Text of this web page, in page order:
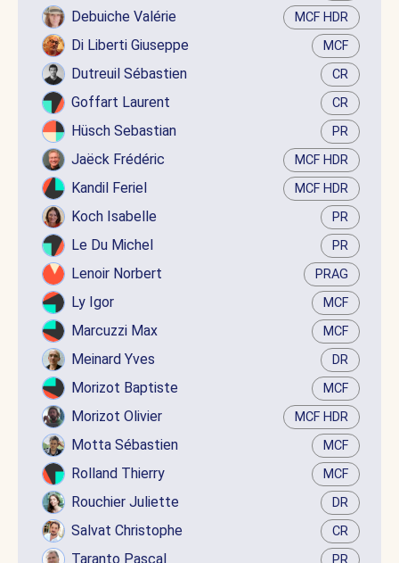
Debuiche Valérie MCF HDR
Di Liberti Giuseppe MCF
Dutreuil Sébastien CR
Goffart Laurent CR
Hüsch Sebastian PR
Jaëck Frédéric MCF HDR
Kandil Feriel MCF HDR
Koch Isabelle PR
Le Du Michel PR
Lenoir Norbert PRAG
Ly Igor MCF
Marcuzzi Max MCF
Meinard Yves DR
Morizot Baptiste MCF
Morizot Olivier MCF HDR
Motta Sébastien MCF
Rolland Thierry MCF
Rouchier Juliette DR
Salvat Christophe CR
Taranto Pascal